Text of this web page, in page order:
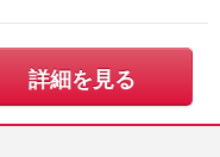
詳細を見る